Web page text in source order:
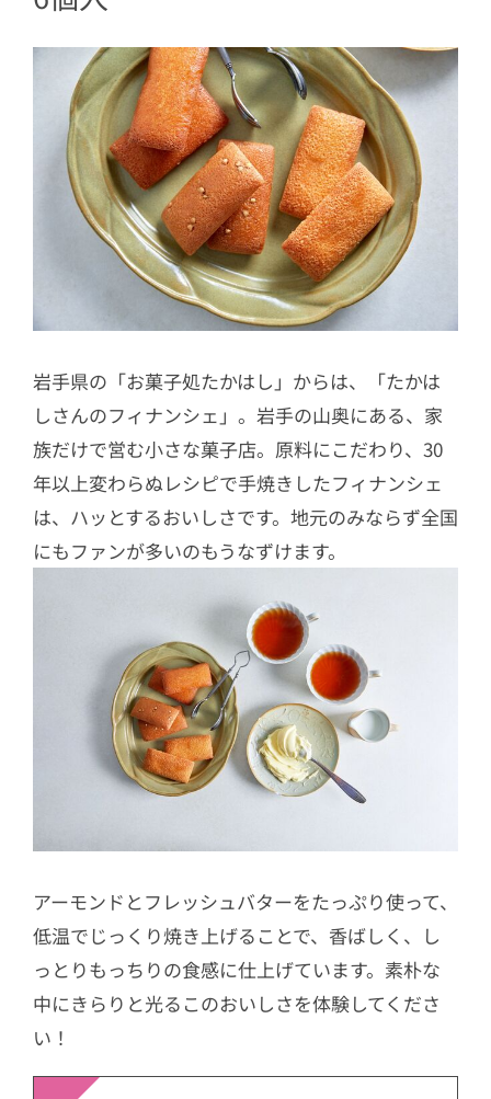
岩手県の「お菓子処たかはし」からは、「たかは
しさんのフィナンシェ」。岩手の山奥にある、家
族だけで営む小さな菓子店。原料にこだわり、30
年以上変わらぬレシピで手焼きしたフィナンシェ
は、ハッとするおいしさです。地元のみならず全国
にもファンが多いのもうなずけます。
アーモンドとフレッシュバターをたっぷり使って、
低温でじっくり焼き上げることで、香ばしく、し
っとりもっちりの食感に仕上げています。素朴な
中にきらりと光るこのおいしさを体験してくださ
い！